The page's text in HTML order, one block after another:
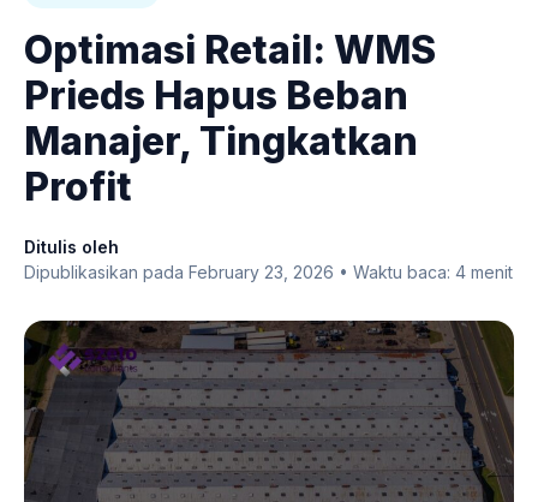
Optimasi Retail: WMS
Prieds Hapus Beban
Manajer, Tingkatkan
Profit
Ditulis oleh
Dipublikasikan pada February 23, 2026 • Waktu baca: 4 menit